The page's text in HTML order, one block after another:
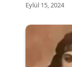
Eylül 15, 2024